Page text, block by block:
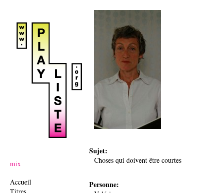
Sujet:
Choses qui doivent être courtes
Personne:
mix
Accueil